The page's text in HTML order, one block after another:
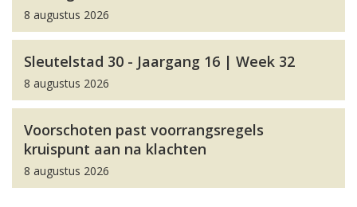
8 augustus 2026
Sleutelstad 30 - Jaargang 16 | Week 32
8 augustus 2026
Voorschoten past voorrangsregels
kruispunt aan na klachten
8 augustus 2026